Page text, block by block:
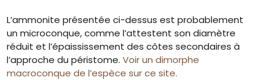
L’ammonite présentée ci-dessus est probablement
un microconque, comme l’attestent son diamètre
réduit et l’épaississement des côtes secondaires à
l’approche du péristome.Voir un dimorphe
macroconque de l’espèce sur ce site.